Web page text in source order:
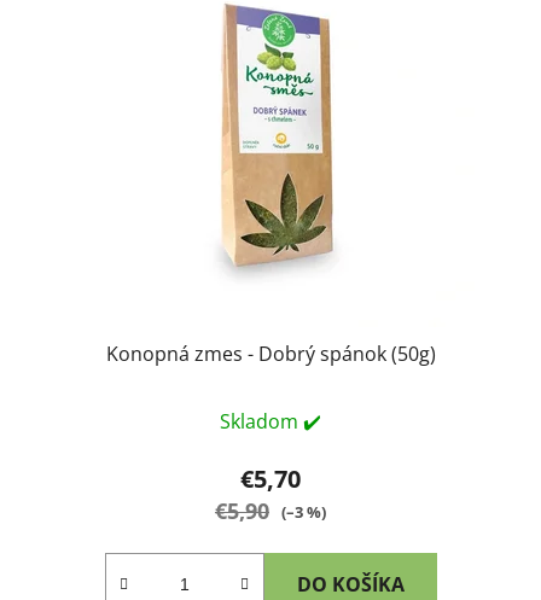
Konopná zmes - Dobrý spánok (50g)
Skladom ✔️
€5,70
€5,90 (–3 %)
DO KOŠÍKA